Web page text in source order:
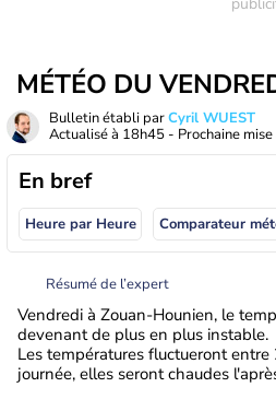
MÉTÉO DU
Bulletin établi parCyril WUEST
Actualisé à 18h45 - Prochaine mise
En bref
Heure par Heure Comparateur
Résumé de l’expert
Vendredi à Zouan-Hounien, le
devenant de plus en plus instable.
Les températures fluctueront entre
journée, elles seront chaudes